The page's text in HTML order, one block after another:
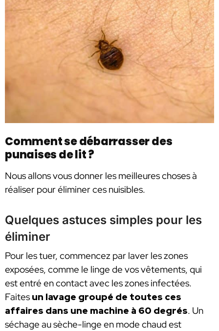
Comment se débarrasser des
punaises de lit ?
Nous allons vous donner les meilleures choses à
réaliser pour éliminer ces nuisibles.
Quelques astuces simples pour les
éliminer
Pour les tuer, commencez par laver les zones
exposées, comme le linge de vos vêtements, qui
est entré en contact avec les zones infectées.
Faites un lavage groupé de toutes ces
affaires dans une machine à 60 degrés. Un
séchage au sèche-linge en mode chaud est